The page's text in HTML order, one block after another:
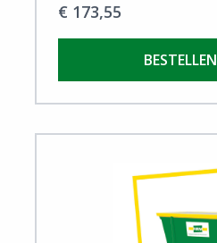
€ 173,55
BESTELLEN
View Houtafval